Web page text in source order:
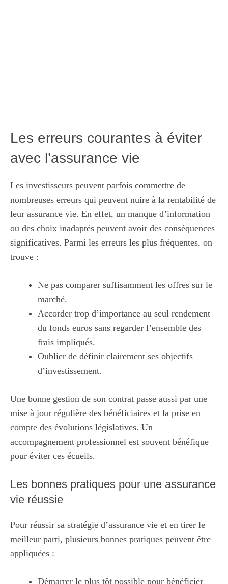
Les erreurs courantes à éviter
avec l’assurance vie
Les investisseurs peuvent parfois commettre de
nombreuses erreurs qui peuvent nuire à la rentabilité de
leur assurance vie. En effet, un manque d’information
ou des choix inadaptés peuvent avoir des conséquences
significatives. Parmi les erreurs les plus fréquentes, on
trouve :
Ne pas comparer suffisamment les offres sur le
marché.
Accorder trop d’importance au seul rendement
du fonds euros sans regarder l’ensemble des
frais impliqués.
Oublier de définir clairement ses objectifs
d’investissement.
Une bonne gestion de son contrat passe aussi par une
mise à jour régulière des bénéficiaires et la prise en
compte des évolutions législatives. Un
accompagnement professionnel est souvent bénéfique
pour éviter ces écueils.
Les bonnes pratiques pour une assurance
vie réussie
Pour réussir sa stratégie d’assurance vie et en tirer le
meilleur parti, plusieurs bonnes pratiques peuvent être
appliquées :
Démarrer le plus tôt possible pour bénéficier